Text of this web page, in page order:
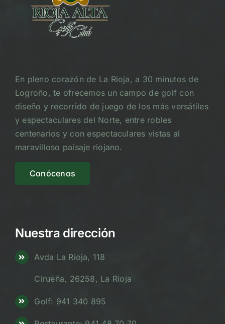
En pleno corazón de La Rioja, a 30 minutos de
Logroño, te ofrecemos un campo de golf con
diseño y recorrido de juego de los más versátiles
y espectaculares del Norte, entre robles
centenarios y con espectaculares vistas al
maravilloso paisaje riojano.
Conócenos
Nuestra dirección
Avda La Rioja, 118
Cirueña, 26258, La Rioja
Golf: 941 340 895